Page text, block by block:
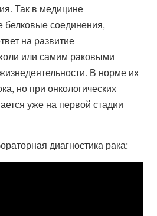
Так в медицине
белковые соединения,
на развитие
или самим раковыми
В норме их
но при онкологических
уже на первой стадии
диагностика рака: